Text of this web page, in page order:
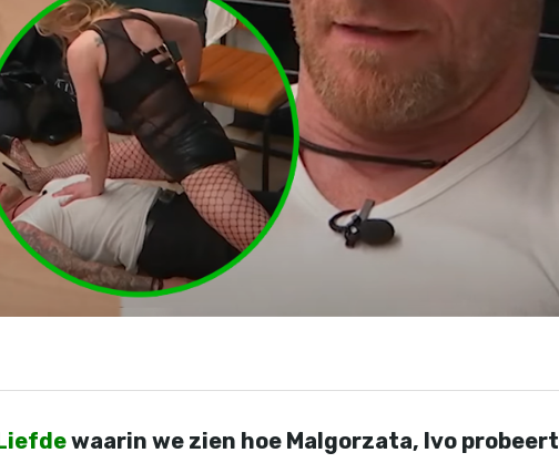
waarin we zien hoe Malgorzata, Ivo probeert